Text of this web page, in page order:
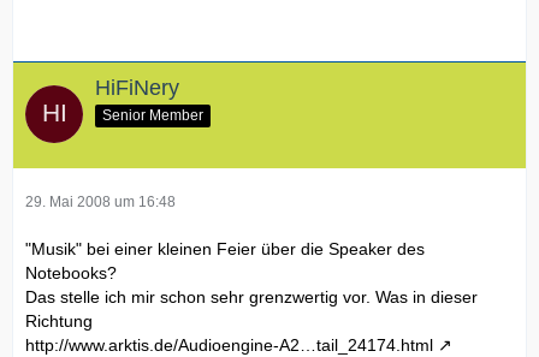
HiFiNery
Senior Member
29. Mai 2008 um 16:48
"Musik" bei einer kleinen Feier über die Speaker des
Notebooks?
Das stelle ich mir schon sehr grenzwertig vor. Was in dieser
Richtung
http://www.arktis.de/Audioengine-A2…tail_24174.html